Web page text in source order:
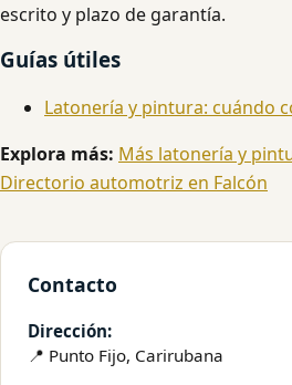
escrito y plazo de garantía.
Guías útiles
Latonería y pintura: cuándo
Explora más: Más latonería y
Directorio automotriz en Falcón
Contacto
Dirección:
📍 Punto Fijo, Carirubana